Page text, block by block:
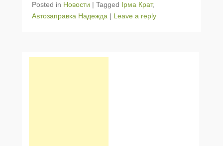
Posted in Новости | Tagged Ірма Крат,
Автозаправка Надежда | Leave a reply